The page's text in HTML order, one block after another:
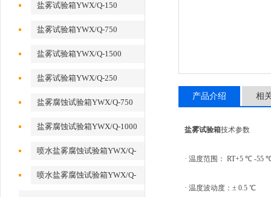
盐雾试验箱YWX/Q-150
盐雾试验箱YWX/Q-750
盐雾试验箱YWX/Q-1500
盐雾试验箱YWX/Q-250
盐雾腐蚀试验箱YWX/Q-750
盐雾腐蚀试验箱YWX/Q-1000
喷水盐雾腐蚀试验箱YWX/Q-
250
喷水盐雾腐蚀试验箱YWX/Q-
产品介绍 相
盐雾试验箱技术参数
· 温度范围： RT+5 ℃ -55
· 温度波动度：± 0.5 ℃